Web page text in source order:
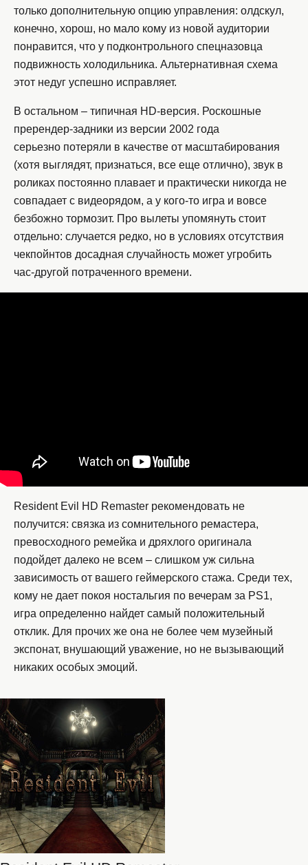
только дополнительную опцию управления: олдскул,
конечно, хорош, но мало кому из новой аудитории
понравится, что у подконтрольного спецназовца
подвижность холодильника. Альтернативная схема
этот недуг успешно исправляет.
В остальном – типичная HD-версия. Роскошные
пререндер-задники из версии 2002 года
серьезно потеряли в качестве от масштабирования
(хотя выглядят, признаться, все еще отлично), звук в
роликах постоянно плавает и практически никогда не
совпадает с видеорядом, а у кого-то игра и вовсе
безбожно тормозит. Про вылеты упомянуть стоит
отдельно: случается редко, но в условиях отсутствия
чекпойнтов досадная случайность может угробить
час-другой потраченного времени.
Resident Evil HD Remaster рекомендовать не
получится: связка из сомнительного ремастера,
превосходного ремейка и дряхлого оригинала
подойдет далеко не всем – слишком уж сильна
зависимость от вашего геймерского стажа. Среди тех,
кому не дает покоя ностальгия по вечерам за PS1,
игра определенно найдет самый положительный
отклик. Для прочих же она не более чем музейный
экспонат, внушающий уважение, но не вызывающий
никаких особых эмоций.